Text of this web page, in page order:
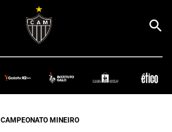
CAMPEONATO MINEIRO